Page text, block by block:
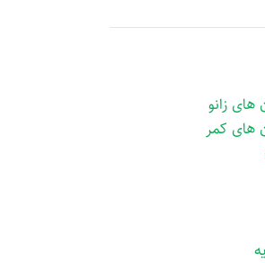
های زانو
های کمر